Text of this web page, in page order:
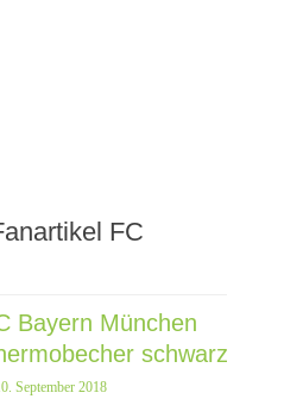
FC
Bayern München
schwarz
September 2018